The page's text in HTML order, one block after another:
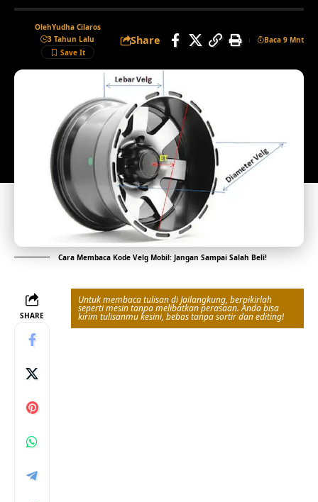
OlehYudha Cilaros
3 Tahun Lalu
Share Baca 9 Mnt
Cara Membaca Kode Velg Mobil: Jangan Sampai Salah Beli!
SHARE
Untuk membaca tulisan di Jailangkung, berpikirlah
seperti mesin tanpa melibatkan perasaan. Anda bisa
kirim tulisanmu kesini, bebas tanpa sortir dan editing!